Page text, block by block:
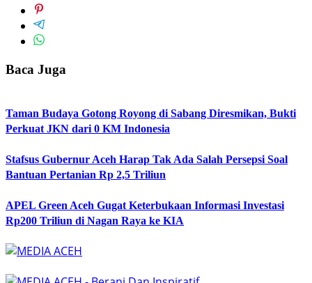
Baca Juga
Taman Budaya Gotong Royong di Sabang Diresmikan, Bukti
Perkuat JKN dari 0 KM Indonesia
Stafsus Gubernur Aceh Harap Tak Ada Salah Persepsi Soal
Bantuan Pertanian Rp 2,5 Triliun
APEL Green Aceh Gugat Keterbukaan Informasi Investasi
Rp200 Triliun di Nagan Raya ke KIA